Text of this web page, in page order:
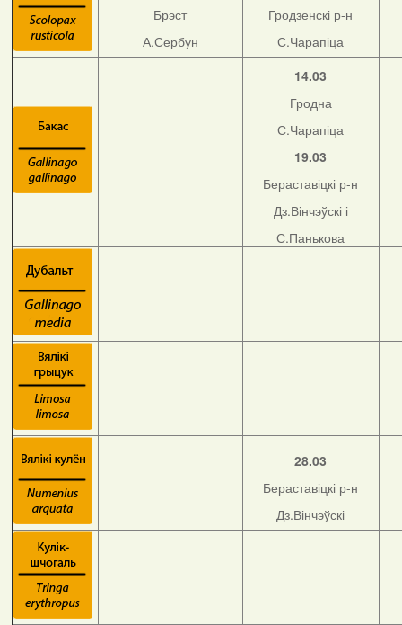
Брэст
А.Сербун
Гродзенскі р-н
С.Чарапіца
14.03
Гродна
С.Чарапіца
19.03
Бераставіцкі р-н
Дз.Вінчэўскі і
С.Панькова
28.03
Бераставіцкі р-н
Дз.Вінчэўскі